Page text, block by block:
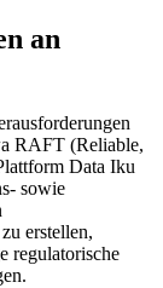
an
RAFT (Reliable,
Data Iku
sowie
erstellen,
regulatorische